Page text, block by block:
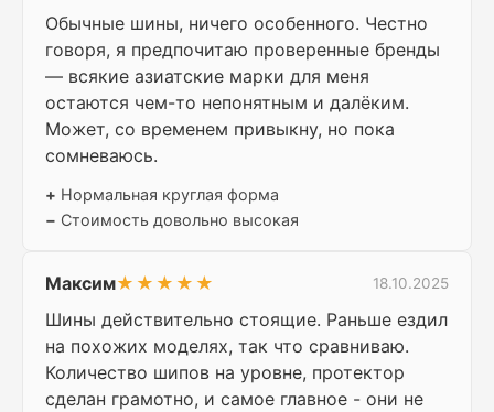
Обычные шины, ничего особенного. Честно
говоря, я предпочитаю проверенные бренды
— всякие азиатские марки для меня
остаются чем-то непонятным и далёким.
Может, со временем привыкну, но пока
сомневаюсь.
+ Нормальная круглая форма
− Стоимость довольно высокая
Максим★★★★★ 18.10.2025
Шины действительно стоящие. Раньше ездил
на похожих моделях, так что сравниваю.
Количество шипов на уровне, протектор
сделан грамотно, и самое главное - они не